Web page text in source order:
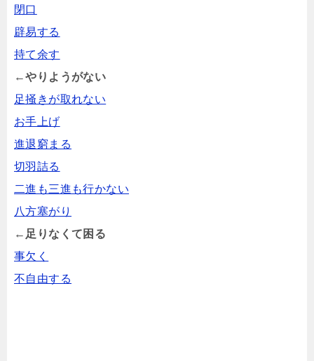
閉口
辟易する
持て余す
←やりようがない
足掻きが取れない
お手上げ
進退窮まる
切羽詰る
二進も三進も行かない
八方塞がり
←足りなくて困る
事欠く
不自由する